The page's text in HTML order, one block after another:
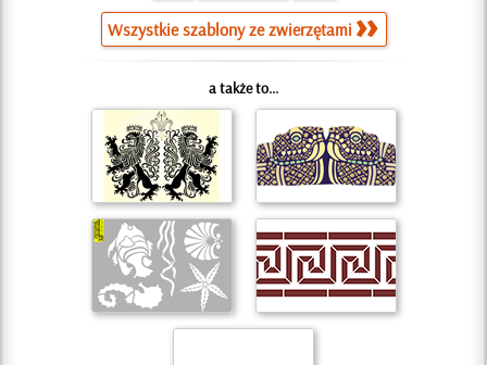
Wszystkie szablony ze zwierzętami
a także to...